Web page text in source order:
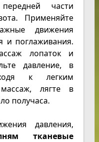
части
Применяйте
движения
и поглаживания.
лопаток и
давление, в
к легким
лягте в
получаса.
давления,
тканевые